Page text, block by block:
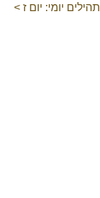
תהילים יומי: יום ז >